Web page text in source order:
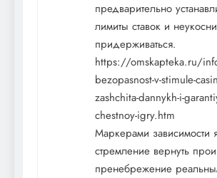
предварительно
лимиты ставок и
придерживаться.
https://omskapteka.ru/
bezopasnost-v-stimule-
zashchita-dannykh-i-
chestnoy-igry.htm
Маркерами зависимости
стремление вернуть
пренебрежение